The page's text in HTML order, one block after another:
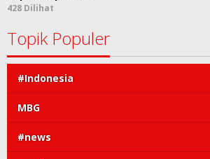
428 Dilihat
Topik Populer
#Indonesia
MBG
#news